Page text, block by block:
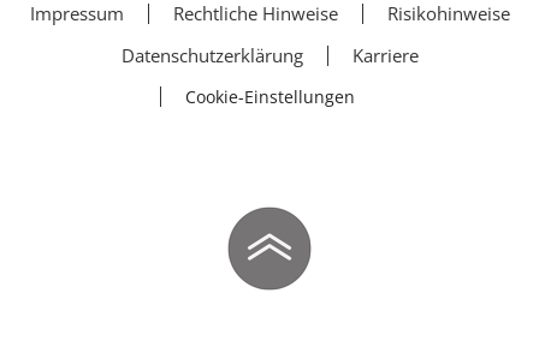
Impressum Rechtliche Hinweise
Risikohinweise
Datenschutzerklärung
Karriere
Cookie-Einstellungen